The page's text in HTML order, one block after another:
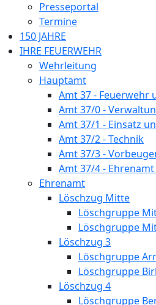
Presseportal
Termine
150 JAHRE
IHRE FEUERWEHR
Wehrleitung
Hauptamt
Amt 37 - Feuerwehr
Amt 37/0 -
Amt 37/1 - Einsatz
Amt 37/2 - Technik
Amt 37/3 -
Amt 37/4 -
Ehrenamt
Löschzug Mitte
Löschgruppe
Löschgruppe
Löschzug 3
Löschgruppe
Löschgruppe
Löschzug 4
Löschgruppe